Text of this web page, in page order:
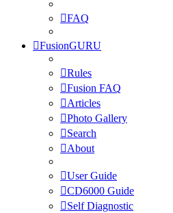
FAQ
FusionGURU
Rules
Fusion FAQ
Articles
Photo Gallery
Search
About
User Guide
CD6000 Guide
Self Diagnostic